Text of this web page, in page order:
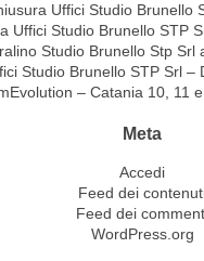
Uffici Studio Brunello
Uffici Studio Brunello STP
Studio Brunello Stp
Studio Brunello STP Srl
– Catania 10, 11
Meta
Accedi
Feed dei
Feed dei
WordPress.org